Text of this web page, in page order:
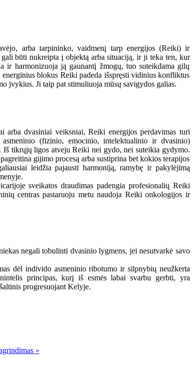
arba tarpininko, vaidmenį tarp energijos (Reiki) ir
būti nukreipta į objektą arba situaciją, ir ji teka ten, kur
ir harmonizuoja ją gaunantį žmogų, tuo suteikdama gilų
blokus Reiki padeda išspręsti vidinius konfliktus
jvykius. Ji taip pat stimuliuoja mūsų savigydos galias.
dvasiniai veiksniai, Reiki energijos perdavimas turi
(fizinio, emocinio, intelektualinio ir dvasinio)
Iš tikrųjų ligos atveju Reiki nei gydo, nei suteikia gydymo.
gijimo procesą arba sustiprina bet kokios terapijos
leidžia pajausti harmoniją, ramybę ir pakylėjimą
sveikatos draudimas padengia profesionalių Reiki
centras pastaruoju metu naudoja Reiki onkologijos ir
negali tobulinti dvasinio lygmens, jei nesutvarkė savo
dėl individo asmeninio ribotumo ir silpnybių neužkerta
principas, kurį iš esmės labai svarbu gerbti, yra
progresuojant Kelyje.
»